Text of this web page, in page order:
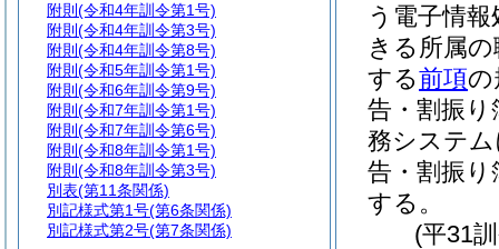
う電子情
きる所属
する前項の
告・割振
務システ
告・割振
する。
(平31
附則 (令和4年訓令第1号)
附則 (令和4年訓令第3号)
附則 (令和4年訓令第8号)
附則 (令和5年訓令第1号)
附則 (令和6年訓令第9号)
附則 (令和7年訓令第1号)
附則 (令和7年訓令第6号)
附則 (令和8年訓令第1号)
附則 (令和8年訓令第3号)
別表(第11条関係)
別記様式第1号(第6条関係)
別記様式第2号(第7条関係)